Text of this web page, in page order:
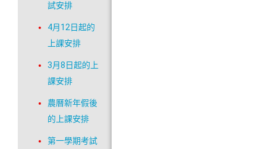
試安排
4月12日起的
上課安排
3月8日起的上
課安排
農曆新年假後
的上課安排
第一學期考試